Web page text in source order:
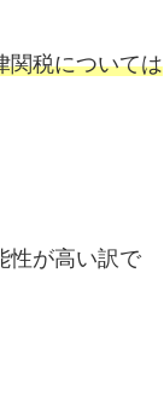
関税については
性が高い訳で